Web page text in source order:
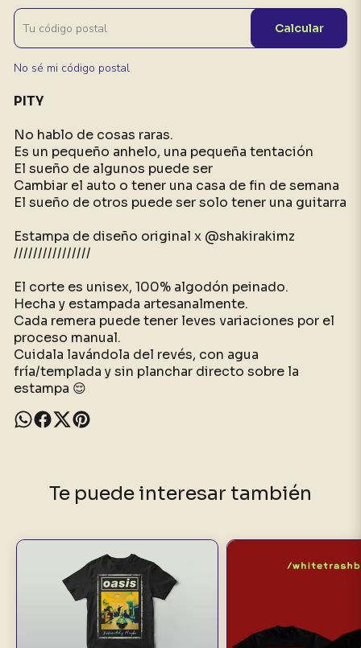
Calcular
No sé mi código postal
PITY
No hablo de cosas raras.
Es un pequeño anhelo, una pequeña tentación
El sueño de algunos puede ser
Cambiar el auto o tener una casa de fin de semana
El sueño de otros puede ser solo tener una guitarra
Estampa de diseño original x @shakirakimz
////////////////
El corte es unisex, 100% algodón peinado.
Hecha y estampada artesanalmente.
Cada remera puede tener leves variaciones por el
proceso manual.
Cuidala lavándola del revés, con agua
fría/templada y sin planchar directo sobre la
estampa 😌
Te puede interesar también